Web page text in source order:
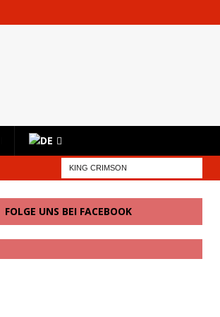
FOLGE UNS BEI FACEBOOK